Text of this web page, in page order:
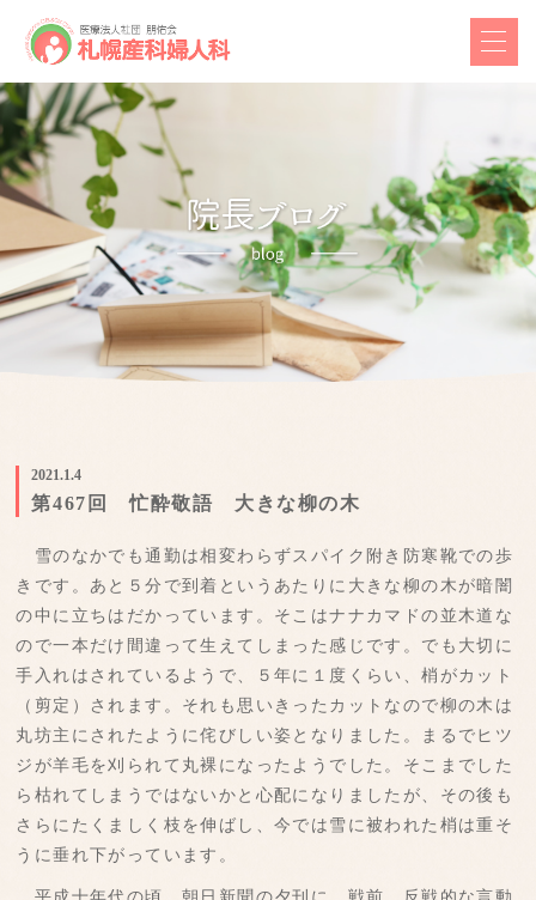
2021.1.4
第467回 忙酔敬語 大きな柳の木
雪のなかでも通勤は相変わらずスパイク附き防寒靴での歩
きです。あと５分で到着というあたりに大きな柳の木が暗闇
の中に立ちはだかっています。そこはナナカマドの並木道な
ので一本だけ間違って生えてしまった感じです。でも大切に
手入れはされているようで、５年に１度くらい、梢がカット
（剪定）されます。それも思いきったカットなので柳の木は
丸坊主にされたように侘びしい姿となりました。まるでヒツ
ジが羊毛を刈られて丸裸になったようでした。そこまでした
ら枯れてしまうではないかと心配になりましたが、その後も
さらにたくましく枝を伸ばし、今では雪に被われた梢は重そ
うに垂れ下がっています。